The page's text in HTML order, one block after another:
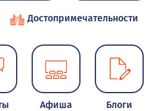
Достопримечательности
Афиша Блоги